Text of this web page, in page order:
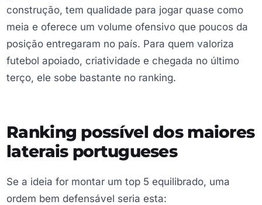
construção, tem qualidade para jogar quase como
meia e oferece um volume ofensivo que poucos da
posição entregaram no país. Para quem valoriza
futebol apoiado, criatividade e chegada no último
terço, ele sobe bastante no ranking.
Ranking possível dos maiores
laterais portugueses
Se a ideia for montar um top 5 equilibrado, uma
ordem bem defensável seria esta: